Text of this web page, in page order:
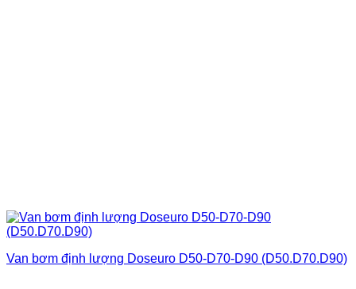
Van bơm định lượng Doseuro D50-D70-D90 (D50.D70.D90)